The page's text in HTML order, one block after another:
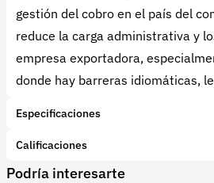
gestión del cobro en el país del
reduce la carga administrativa y
empresa exportadora,
donde hay barreras idiomáticas,
Especificaciones
Plazo mínimo:
Monto mínimo:COP $1,000,000
Calificaciones
Podría interesarte